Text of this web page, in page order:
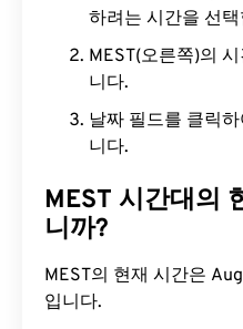
하려는 시간을 선
MEST(오른쪽)의
니다.
날짜 필드를 클릭
니다.
MEST 시간대의
니까?
MEST의 현재 시간은
입니다.